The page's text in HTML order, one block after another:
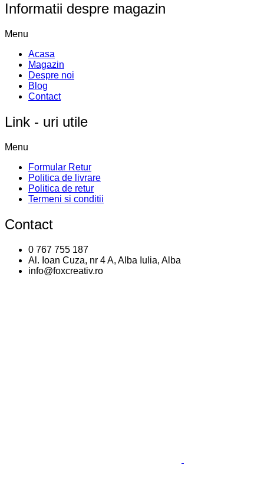
Informatii despre magazin
Menu
Acasa
Magazin
Despre noi
Blog
Contact
Link - uri utile
Menu
Formular Retur
Politica de livrare
Politica de retur
Termeni si conditii
Contact
0 767 755 187
Al. Ioan Cuza, nr 4 A, Alba Iulia, Alba
info@foxcreativ.ro